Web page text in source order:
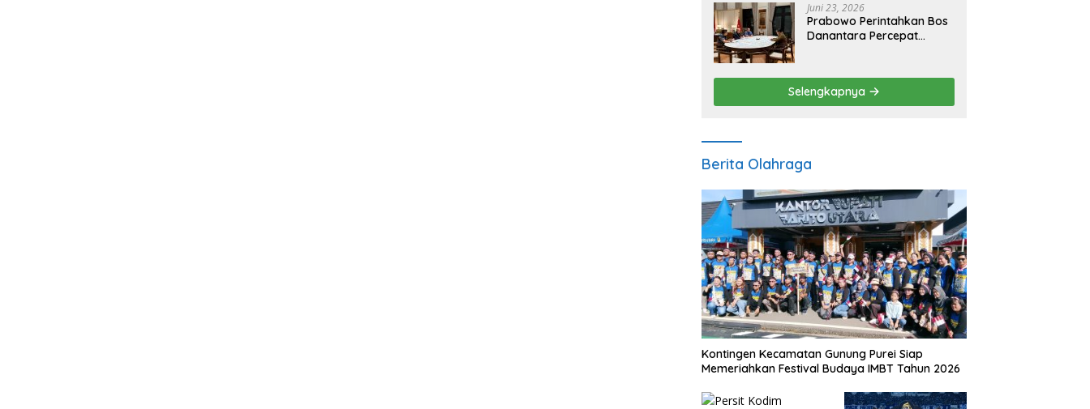
Juni 23, 2026
Prabowo Perintahkan Bos
Danantara Percepat
Ekonomi Baru
Selengkapnya
Berita Olahraga
Kontingen Kecamatan Gunung Purei Siap
Memeriahkan Festival Budaya IMBT Tahun 2026